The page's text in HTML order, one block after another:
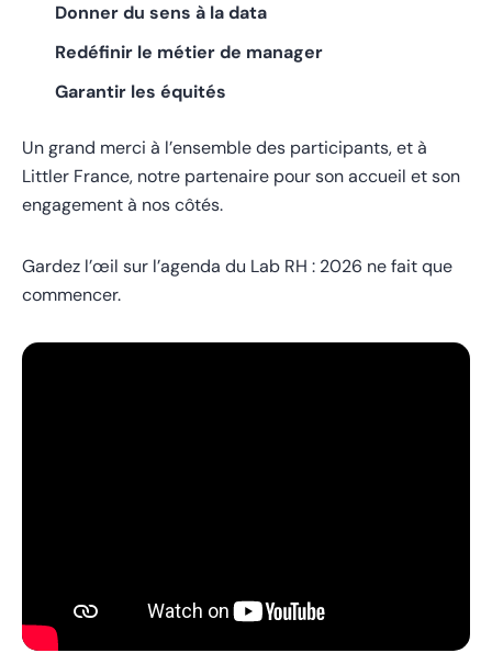
Donner du sens à la data
Redéfinir le métier de manager
Garantir les équités
Un grand merci à l’ensemble des participants, et à
Littler France, notre partenaire pour son accueil et son
engagement à nos côtés.
Gardez l’œil sur l’agenda du Lab RH : 2026 ne fait que
commencer.